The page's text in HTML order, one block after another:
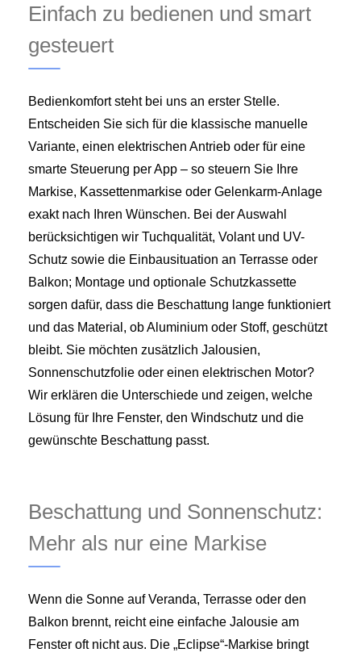
Einfach zu bedienen und smart
gesteuert
Bedienkomfort steht bei uns an erster Stelle.
Entscheiden Sie sich für die klassische manuelle
Variante, einen elektrischen Antrieb oder für eine
smarte Steuerung per App – so steuern Sie Ihre
Markise, Kassettenmarkise oder Gelenkarm-Anlage
exakt nach Ihren Wünschen. Bei der Auswahl
berücksichtigen wir Tuchqualität, Volant und UV-
Schutz sowie die Einbausituation an Terrasse oder
Balkon; Montage und optionale Schutzkassette
sorgen dafür, dass die Beschattung lange funktioniert
und das Material, ob Aluminium oder Stoff, geschützt
bleibt. Sie möchten zusätzlich Jalousien,
Sonnenschutzfolie oder einen elektrischen Motor?
Wir erklären die Unterschiede und zeigen, welche
Lösung für Ihre Fenster, den Windschutz und die
gewünschte Beschattung passt.
Beschattung und Sonnenschutz:
Mehr als nur eine Markise
Wenn die Sonne auf Veranda, Terrasse oder den
Balkon brennt, reicht eine einfache Jalousie am
Fenster oft nicht aus. Die „Eclipse“-Markise bringt